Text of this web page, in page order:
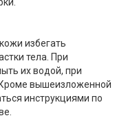
избегать
тела. При
их водой, при
вышеизложенной
инструкциями по